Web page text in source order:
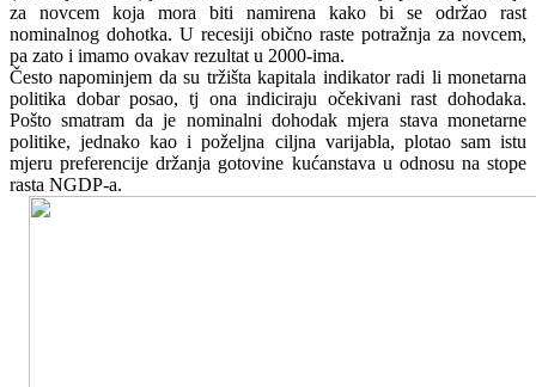
za novcem koja mora biti namirena kako bi se održao rast
nominalnog dohotka. U recesiji obično raste potražnja za novcem,
pa zato i imamo ovakav rezultat u 2000-ima.
Često napominjem da su tržišta kapitala indikator radi li monetarna
politika dobar posao, tj ona indiciraju očekivani rast dohodaka.
Pošto smatram da je nominalni dohodak mjera stava monetarne
politike, jednako kao i poželjna ciljna varijabla, plotao sam istu
mjeru preferencije držanja gotovine kućanstava u odnosu na stope
rasta NGDP-a.